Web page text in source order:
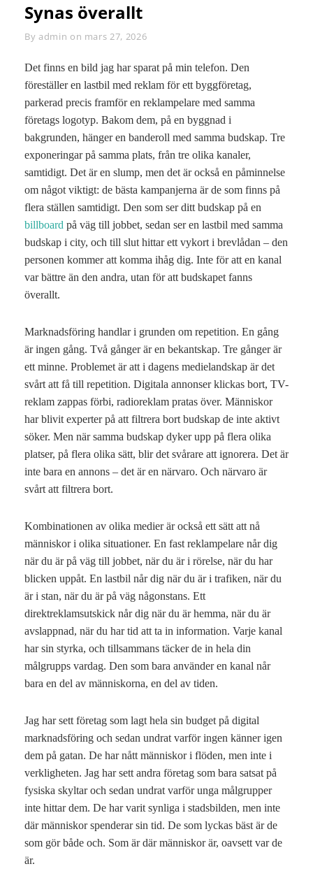
Synas överallt
By Byline
admin on mars 27, 2026
Det finns en bild jag har sparat på min telefon. Den
föreställer en lastbil med reklam för ett byggföretag,
parkerad precis framför en reklampelare med samma
företags logotyp. Bakom dem, på en byggnad i
bakgrunden, hänger en banderoll med samma budskap. Tre
exponeringar på samma plats, från tre olika kanaler,
samtidigt. Det är en slump, men det är också en påminnelse
om något viktigt: de bästa kampanjerna är de som finns på
flera ställen samtidigt. Den som ser ditt budskap på en
billboard på väg till jobbet, sedan ser en lastbil med samma
budskap i city, och till slut hittar ett vykort i brevlådan – den
personen kommer att komma ihåg dig. Inte för att en kanal
var bättre än den andra, utan för att budskapet fanns
överallt.
Marknadsföring handlar i grunden om repetition. En gång
är ingen gång. Två gånger är en bekantskap. Tre gånger är
ett minne. Problemet är att i dagens medielandskap är det
svårt att få till repetition. Digitala annonser klickas bort, TV-
reklam zappas förbi, radioreklam pratas över. Människor
har blivit experter på att filtrera bort budskap de inte aktivt
söker. Men när samma budskap dyker upp på flera olika
platser, på flera olika sätt, blir det svårare att ignorera. Det är
inte bara en annons – det är en närvaro. Och närvaro är
svårt att filtrera bort.
Kombinationen av olika medier är också ett sätt att nå
människor i olika situationer. En fast reklampelare når dig
när du är på väg till jobbet, när du är i rörelse, när du har
blicken uppåt. En lastbil når dig när du är i trafiken, när du
är i stan, när du är på väg någonstans. Ett
direktreklamsutskick når dig när du är hemma, när du är
avslappnad, när du har tid att ta in information. Varje kanal
har sin styrka, och tillsammans täcker de in hela din
målgrupps vardag. Den som bara använder en kanal når
bara en del av människorna, en del av tiden.
Jag har sett företag som lagt hela sin budget på digital
marknadsföring och sedan undrat varför ingen känner igen
dem på gatan. De har nått människor i flöden, men inte i
verkligheten. Jag har sett andra företag som bara satsat på
fysiska skyltar och sedan undrat varför unga målgrupper
inte hittar dem. De har varit synliga i stadsbilden, men inte
där människor spenderar sin tid. De som lyckas bäst är de
som gör både och. Som är där människor är, oavsett var de
är.